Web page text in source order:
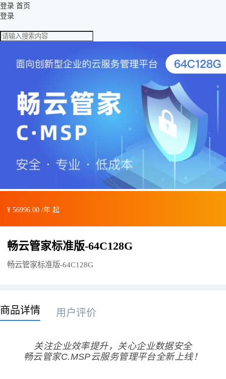
登录 首页
登录
¥ 56996.00 /年 起
畅云管家标准版-64C128G
畅云管家标准版-64C128G
商品详情 用户评价
关注企业效率提升，关心企业数据安全
畅云管家C.MSP云服务管理平台全新上线！